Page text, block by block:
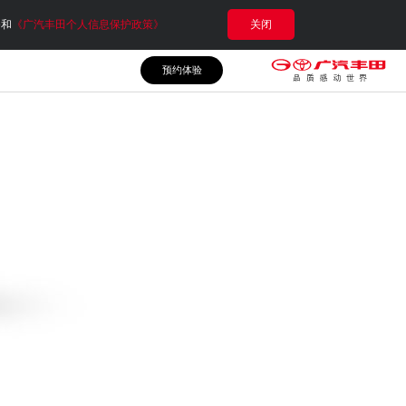
《广汽丰田个人信息保护政策》 关闭
预约体验